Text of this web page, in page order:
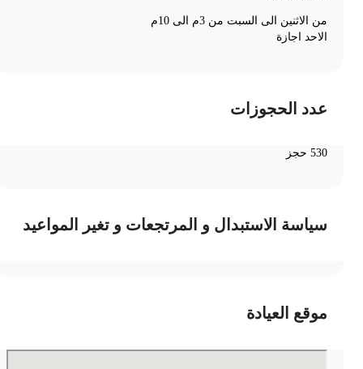
من الاثنين الى السبت من 3م الى 10م
الاحد اجازة
عدد الحجوزات
سياسة الاستبدال و المرتجعات و تغير المواعيد
موقع العيادة